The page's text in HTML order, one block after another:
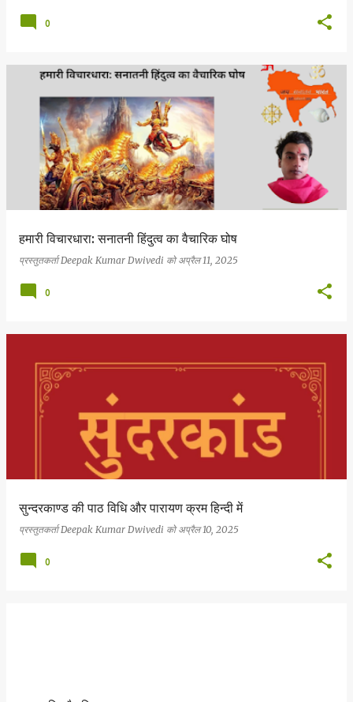
0
हमारी विचारधारा: सनातनी हिंदुत्व का वैचारिक घोष
प्रस्तुतकर्ताDeepak Kumar Dwivedi कोअप्रैल 11, 2025
0
सुन्दरकाण्ड की पाठ विधि और पारायण क्रम हिन्दी में
प्रस्तुतकर्ताDeepak Kumar Dwivedi कोअप्रैल 10, 2025
0